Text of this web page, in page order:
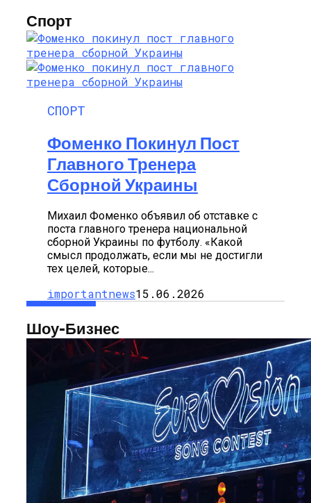
Спорт
СПОРТ
Фоменко Покинул Пост
Главного Тренера
Сборной Украины
Михаил Фоменко объявил об отставке с
поста главного тренера национальной
сборной Украины по футболу. «Какой
смысл продолжать, если мы не достигли
тех целей, которые...
importantnews15.06.2026
Шоу-Бизнес